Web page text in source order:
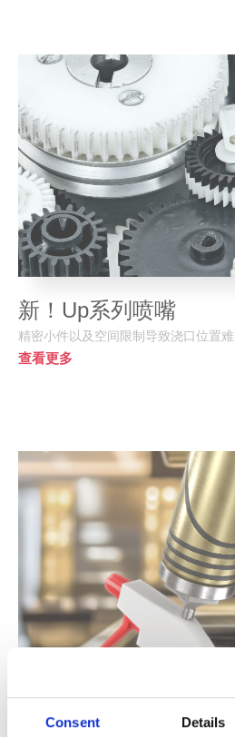
Consent Details
新！Up系列喷嘴
精密小件以及空间限制导致浇口位置
查看更多
新！EYEgate HRS解
浇口质量更高，使用寿命更长 查看更多